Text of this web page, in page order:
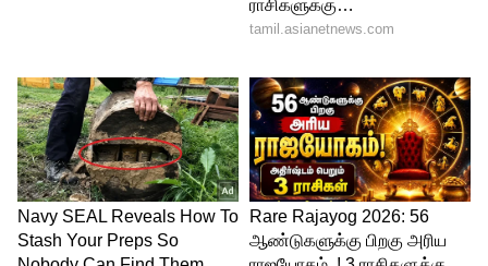
ஓம் பேதமிலானே போற்றி
ஓம் போற்றப்படுபவனே போற்றி
ஓம் மகரத்தாள்பவனே போற்றி
ஓம் மாங்கல்ய காரகனே போற்றி